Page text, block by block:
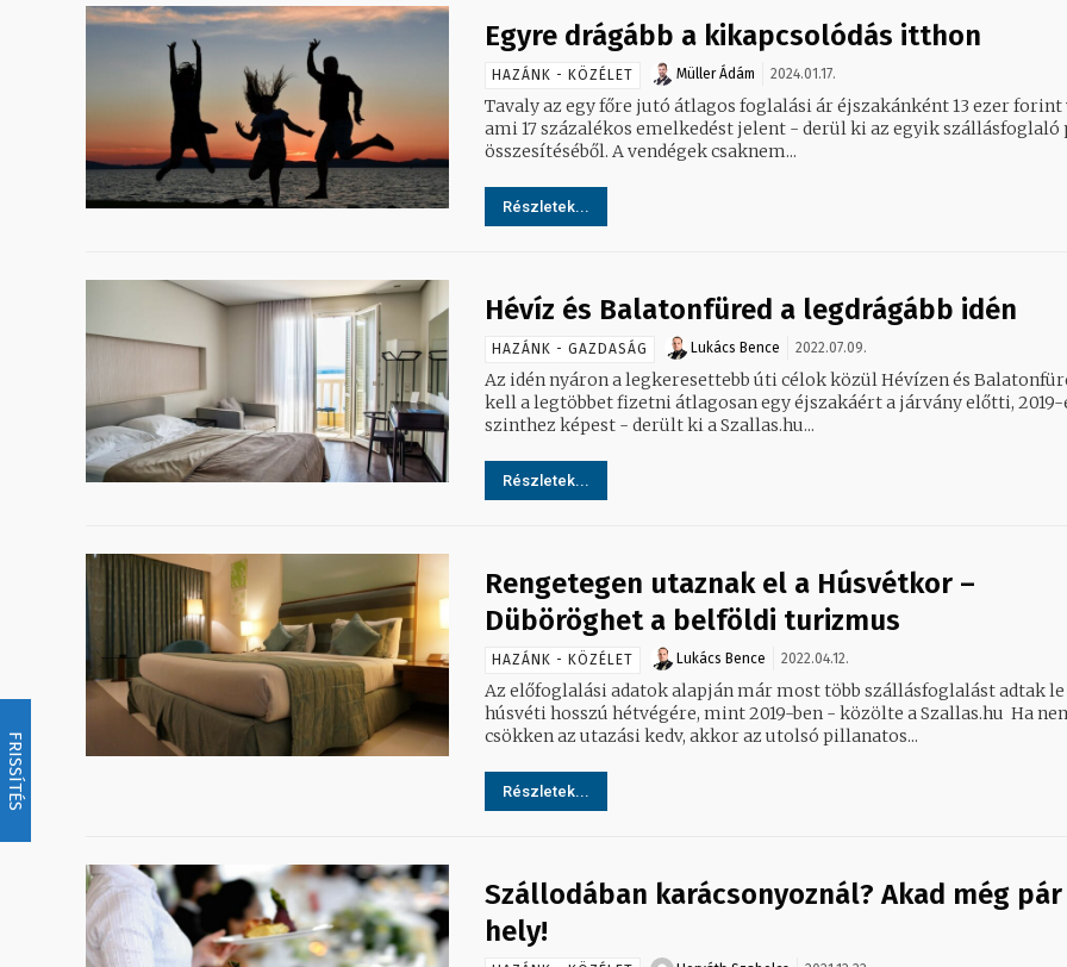
FRISSÍTÉS
Egyre drágább a kikapcsolódás itthon
HAZÁNK - KÖZÉLET Müller Ádám 2024.01.17.
Tavaly az egy főre jutó átlagos foglalási ár éjszakánként 13 ezer forint
ami 17 százalékos emelkedést jelent - derül ki az egyik
összesítéséből. A vendégek csaknem...
Részletek...
Hévíz és Balatonfüred a legdrágább idén
HAZÁNK - GAZDASÁG Lukács Bence 2022.07.09.
Az idén nyáron a legkeresettebb úti célok közül Hévízen és
kell a legtöbbet fizetni átlagosan egy éjszakáért a járvány előtti, 2019-
szinthez képest - derült ki a Szallas.hu...
Részletek...
Rengetegen utaznak el a Húsvétkor –
Düböröghet a belföldi turizmus
HAZÁNK - KÖZÉLET Lukács Bence 2022.04.12.
Az előfoglalási adatok alapján már most több szállásfoglalást adtak le
húsvéti hosszú hétvégére, mint 2019-ben - közölte a Szallas.hu Ha nem
csökken az utazási kedv, akkor az utolsó pillanatos...
Részletek...
Szállodában karácsonyoznál? Akad még pár
hely!